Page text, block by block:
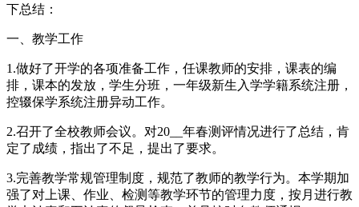
下总结：
一、教学工作
1.做好了开学的各项准备工作，任课教师的安排，课表的编
排，课本的发放，学生分班，一年级新生入学学籍系统注册，
控辍保学系统注册异动工作。
2.召开了全校教师会议。对20__年春测评情况进行了总结，肯
定了成绩，指出了不足，提出了要求。
3.完善教学常规管理制度，规范了教师的教学行为。本学期加
强了对上课、作业、检测等教学环节的管理力度，按月进行教